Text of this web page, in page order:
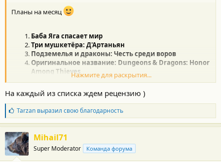
и
Планы на месяц
Баба Яга спасает мир
Три мушкетёра: Д'Артаньян
Подземелья и драконы: Честь среди воров
Оригинальное название: Dungeons & Dragons: Honor
Among Thieves
Похороны (Погребение)
Призраки в Венеции
Оригинальное название: A Haunting in Venice
Ночная сова
Нажмите для раскрытия...
На каждый из списка ждем рецензию )
Б
л
а
г
о
д
а
Tarzanвыразил свою благодарность
Mihail71
Super Moderator Команда форума